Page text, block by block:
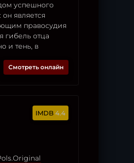
успешного
является
правосудия
гибель отца
и тень, в
Смотреть онлайн
4.4